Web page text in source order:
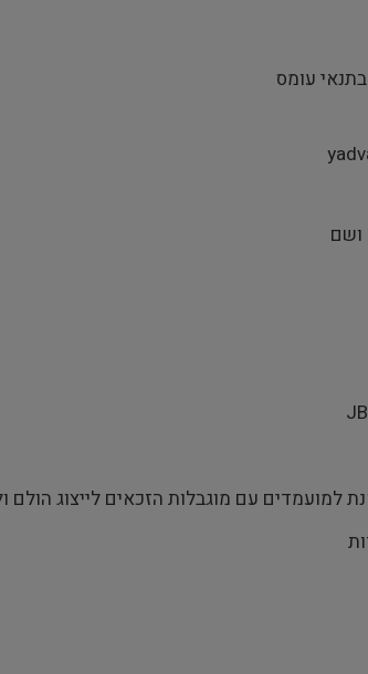
למועמדים עם מוגבלות הזכאים לייצוג הולם